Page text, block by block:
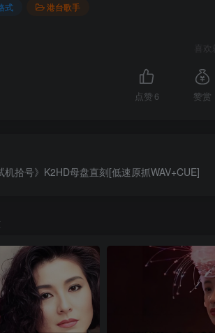
式 港台歌手
喜
点赞 6 赞赏
机拾号》K2HD母盘直刻[低速原抓WAV+CUE]